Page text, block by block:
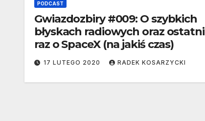
PODCAST
Gwiazdozbiry #009: O szybkich
błyskach radiowych oraz ostatni
raz o SpaceX (na jakiś czas)
17 LUTEGO 2020 RADEK KOSARZYCKI